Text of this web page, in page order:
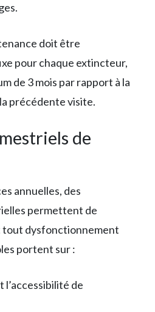
doit être
pour chaque extincteur,
de 3 mois par rapport à la
précédente visite.
de
annuelles, des
permettent de
dysfonctionnement
portent sur :
l’accessibilité de